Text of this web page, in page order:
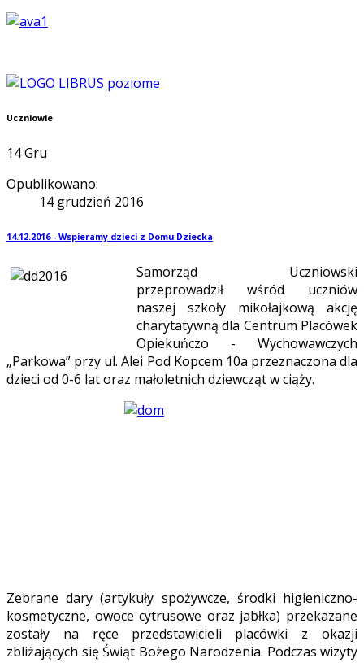
Uczniowie
14Gru
Opublikowano:
14 grudzień 2016
14.12.2016 - Wspieramy dzieci z Domu Dziecka
Samorząd Uczniowski
przeprowadził wśród uczniów
naszej szkoły mikołajkową akcję
charytatywną dla Centrum Placówek
Opiekuńczo - Wychowawczych
„Parkowa” przy ul. Alei Pod Kopcem 10a przeznaczona dla
dzieci od 0-6 lat oraz małoletnich dziewcząt w ciąży.
Zebrane dary (artykuły spożywcze, środki higieniczno-
kosmetyczne, owoce cytrusowe oraz jabłka) przekazane
zostały na ręce przedstawicieli placówki z okazji
zbliżających się Świąt Bożego Narodzenia. Podczas wizyty